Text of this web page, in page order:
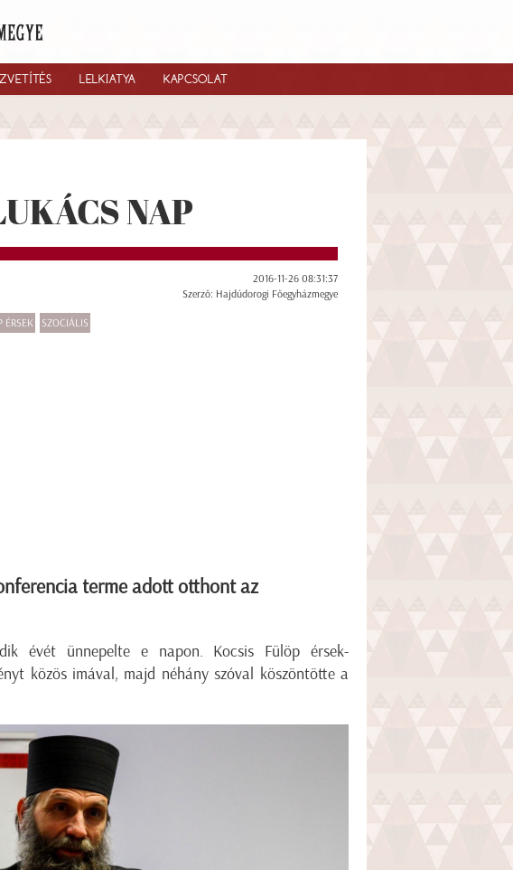
LELKIATYA KAPCSOLAT
NAP
2016-11-26 08:31:37
Szerző: Hajdúdorogi Főegyházmegye
ÉRSEK SZOCIÁLIS
terme adott otthont az
évét ünnepelte e napon. Kocsis Fülöp érsek-
közös imával, majd néhány szóval köszöntötte a